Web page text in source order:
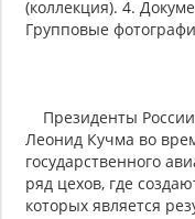
(коллекция). 4.
Групповые
Президенты
Леонид Кучма во
государственного
ряд цехов, где
которых является